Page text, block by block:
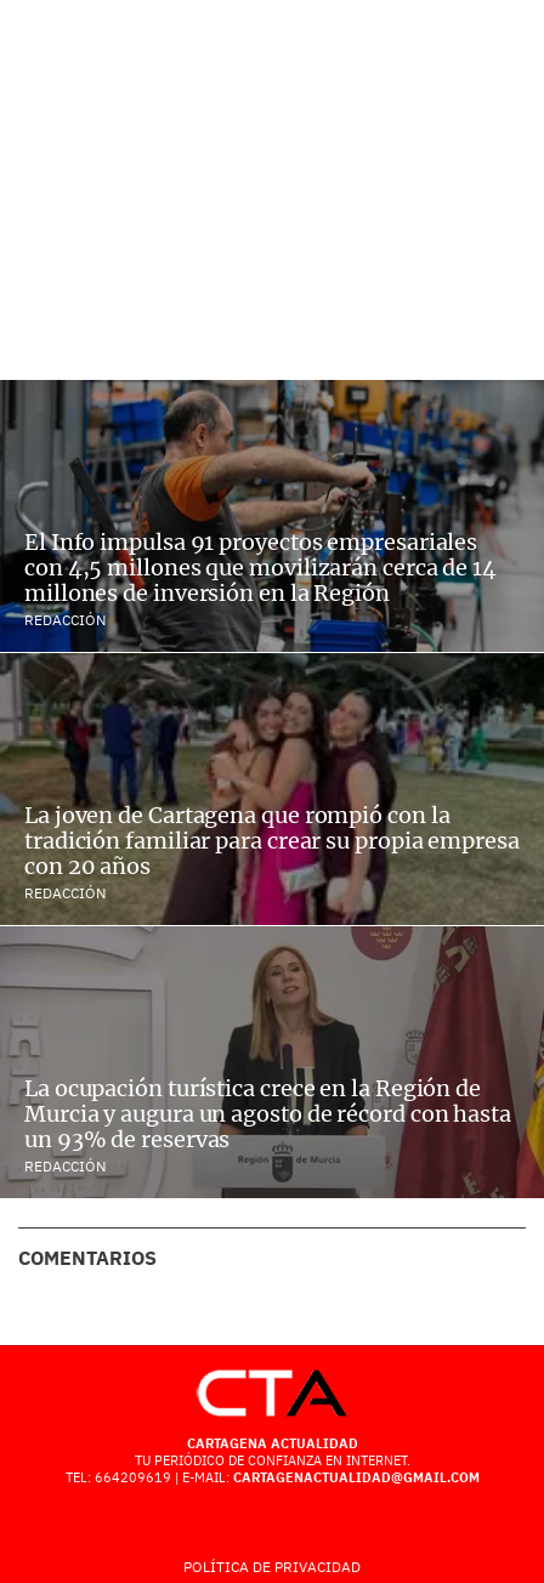
El Info impulsa 91 proyectos empresariales
con 4,5 millones que movilizarán cerca de 14
millones de inversión en la Región
REDACCIÓN
La joven de Cartagena que rompió con la
tradición familiar para crear su propia empresa
con 20 años
REDACCIÓN
La ocupación turística crece en la Región de
Murcia y augura un agosto de récord con hasta
un 93% de reservas
REDACCIÓN
COMENTARIOS
CARTAGENA ACTUALIDAD
TU PERIÓDICO DE CONFIANZA EN INTERNET.
TEL: 664209619 | E-MAIL: CARTAGENACTUALIDAD@GMAIL.COM
POLÍTICA DE PRIVACIDAD